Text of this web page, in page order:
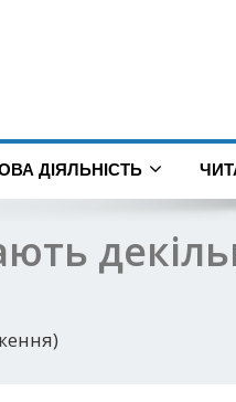
ДІЯЛЬНІСТЬ